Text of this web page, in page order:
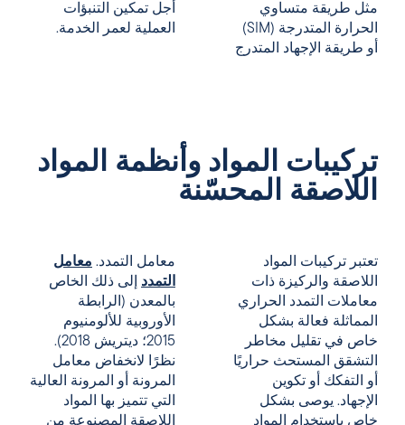
مثل طريقة متساوي
الحرارة المتدرجة (SIM)
أو طريقة الإجهاد المتدرج
أجل تمكين التنبؤات
العملية لعمر الخدمة.
تركيبات المواد وأنظمة المواد
اللاصقة المحسّنة
تعتبر تركيبات المواد
اللاصقة والركيزة ذات
معاملات التمدد الحراري
المماثلة فعالة بشكل
خاص في تقليل مخاطر
التشقق المستحث حراريًا
أو التفكك أو تكوين
الإجهاد. يوصى بشكل
خاص باستخدام المواد
معامل التمدد. معامل
التمدد إلى ذلك الخاص
بالمعدن (الرابطة
الأوروبية للألومنيوم
2015؛ ديتريش 2018).
نظرًا لانخفاض معامل
المرونة أو المرونة العالية
التي تتميز بها المواد
اللاصقة المصنوعة من